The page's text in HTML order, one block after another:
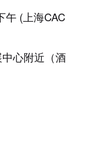
午 (上海CAC
心附近（酒